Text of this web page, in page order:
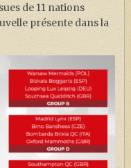
de 11 nations
présente dans la